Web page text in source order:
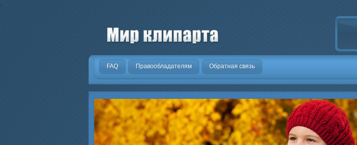
.
FAQ Правообладателям Обратная связь